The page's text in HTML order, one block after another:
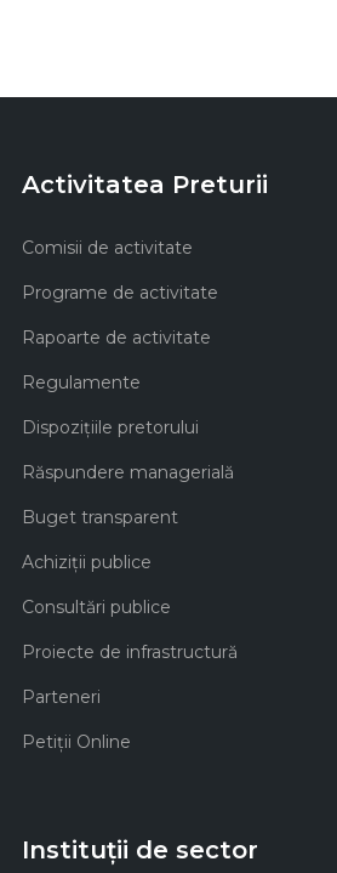
Activitatea Preturii
Comisii de activitate
Programe de activitate
Rapoarte de activitate
Regulamente
Dispozițiile pretorului
Răspundere managerială
Buget transparent
Achiziţii publice
Consultări publice
Proiecte de infrastructură
Parteneri
Petiții Online
Instituții de sector